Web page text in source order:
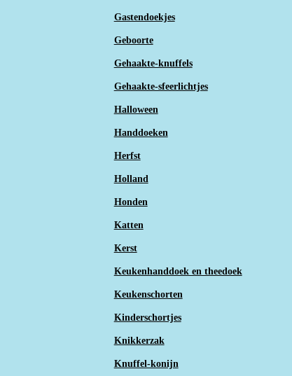
Gastendoekjes
Geboorte
Gehaakte-knuffels
Gehaakte-sfeerlichtjes
Halloween
Handdoeken
Herfst
Holland
Honden
Katten
Kerst
Keukenhanddoek en theedoek
Keukenschorten
Kinderschortjes
Knikkerzak
Knuffel-konijn